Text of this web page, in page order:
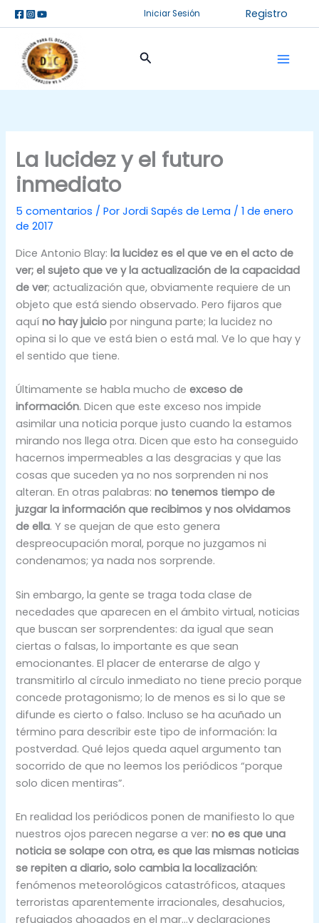
al
contenido
Iniciar Sesión Registro
Buscar
La lucidez y el futuro
inmediato
5 comentarios / PorJordi Sapés de Lema /1 de enero
de 2017
Dice Antonio Blay:la lucidez es el que ve en el acto de
ver; el sujeto que ve y la actualización de la capacidad
de ver; actualización que, obviamente requiere de un
objeto que está siendo observado. Pero fijaros que
aquíno hay juicio por ninguna parte; la lucidez no
opina si lo que ve está bien o está mal. Ve lo que hay y
el sentido que tiene.
Últimamente se habla mucho deexceso de
información. Dicen que este exceso nos impide
asimilar una noticia porque justo cuando la estamos
mirando nos llega otra. Dicen que esto ha conseguido
hacernos impermeables a las desgracias y que las
cosas que suceden ya no nos sorprenden ni nos
alteran. En otras palabras:no tenemos tiempo de
juzgar la información que recibimos y nos olvidamos
de ella. Y se quejan de que esto genera
despreocupación moral, porque no juzgamos ni
condenamos; ya nada nos sorprende.
Sin embargo, la gente se traga toda clase de
necedades que aparecen en el ámbito virtual, noticias
que buscan ser sorprendentes: da igual que sean
ciertas o falsas, lo importante es que sean
emocionantes. El placer de enterarse de algo y
transmitirlo al círculo inmediato no tiene precio porque
concede protagonismo; lo de menos es si lo que se
difunde es cierto o falso. Incluso se ha acuñado un
término para describir este tipo de información: la
postverdad. Qué lejos queda aquel argumento tan
socorrido de que no leemos los periódicos “porque
solo dicen mentiras”.
En realidad los periódicos ponen de manifiesto lo que
nuestros ojos parecen negarse a ver:no es que una
noticia se solape con otra, es que las mismas noticias
se repiten a diario, solo cambia la localización:
fenómenos meteorológicos catastróficos, ataques
terroristas aparentemente irracionales, desahucios,
refugiados ahogados en el mar…y declaraciones